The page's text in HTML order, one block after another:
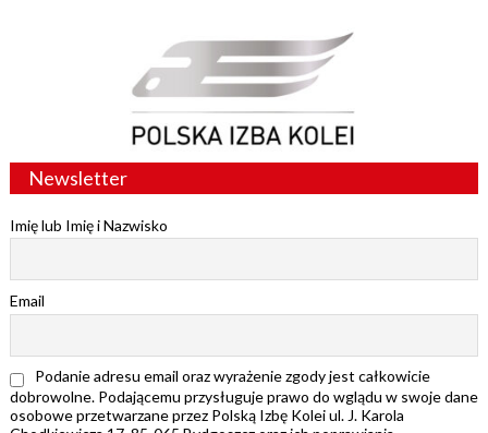
Newsletter
Imię lub Imię i Nazwisko
Email
Podanie adresu email oraz wyrażenie zgody jest całkowicie
dobrowolne. Podającemu przysługuje prawo do wglądu w swoje dane
osobowe przetwarzane przez Polską Izbę Kolei ul. J. Karola